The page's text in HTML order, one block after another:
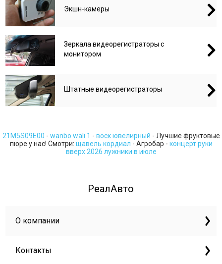
Экшн-камеры
Зеркала видеорегистраторы с
монитором
Штатные видеорегистраторы
21M5S09E00 - wanbo wali 1 - воск ювелирный - Лучшие фруктовые
пюре у нас! Смотри: щавель кордиал - Агробар - концерт руки
вверх 2026 лужники в июле
РеалАвто
О компании
Контакты